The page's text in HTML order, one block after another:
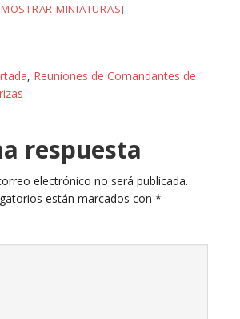
MINIATURAS]
, Reuniones de Comandantes de
respuesta
electrónico no será publicada.
están marcados con *